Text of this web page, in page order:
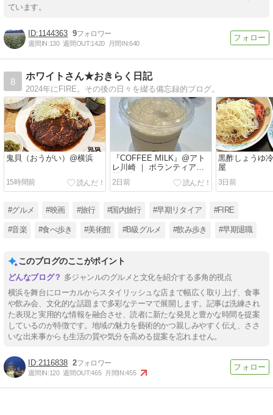
ています。
1144363 9
週間IN:130 週間OUT:1420 月間IN:640
8
ホワイトさん★おきらく日記
2024年にFIRE。その後の日々を綴る備忘録的ブログ。
鬼貝（おうがい）@横浜
15時間前
『COFFEE MILK』@アト
レ川崎 ｜ ボランティア仲
間と久々の再会
2日前
黒酢しょうゆ
屋
3日前
#グルメ #映画 #旅行 #国内旅行 #早期リタイア #FIRE
#音楽 #食べ歩き #美術館 #B級グルメ #飲み歩き #早期退職
このブログのここがポイント
多ジャンルのグルメと文化を紹介する多角的視点
横浜を舞台にローカルからスタイリッシュな店まで幅広く取り上げ、食事
や飲み会、文化的な話題まで多彩なテーマで展開します。記事は洗練され
た表現と実用的な情報を融合させ、読者に新たな発見と豊かな時間を提案
しているのが特徴です。地域の魅力を藝術的かつ親しみやすく伝え、ささ
いな出来事からも生活の質や気分を高める提案を忘れません。
2116838 2
週間IN:120 週間OUT:465 月間IN:455